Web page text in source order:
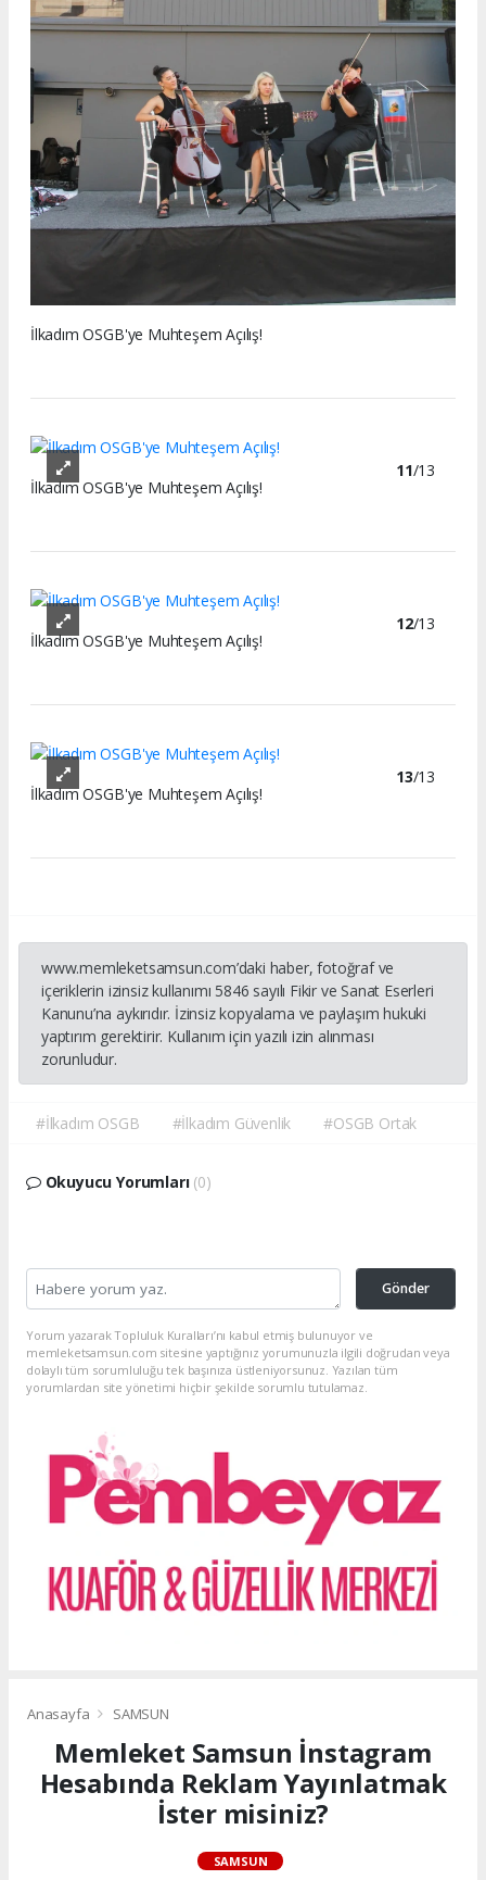
İlkadım OSGB'ye Muhteşem Açılış!
11/13
İlkadım OSGB'ye Muhteşem Açılış!
12/13
İlkadım OSGB'ye Muhteşem Açılış!
13/13
İlkadım OSGB'ye Muhteşem Açılış!
www.memleketsamsun.com’daki haber, fotoğraf ve
içeriklerin izinsiz kullanımı 5846 sayılı Fikir ve Sanat Eserleri
Kanunu’na aykırıdır. İzinsiz kopyalama ve paylaşım hukuki
yaptırım gerektirir. Kullanım için yazılı izin alınması
zorunludur.
#İlkadım OSGB #İlkadım Güvenlik #OSGB Ortak
Okuyucu Yorumları (0)
Gönder
Yorum yazarak Topluluk Kuralları’nı kabul etmiş bulunuyor ve
memleketsamsun.com sitesine yaptığınız yorumunuzla ilgili doğrudan veya
dolaylı tüm sorumluluğu tek başınıza üstleniyorsunuz. Yazılan tüm
yorumlardan site yönetimi hiçbir şekilde sorumlu tutulamaz.
Anasayfa SAMSUN
Memleket Samsun İnstagram
Hesabında Reklam Yayınlatmak
İster misiniz?
SAMSUN